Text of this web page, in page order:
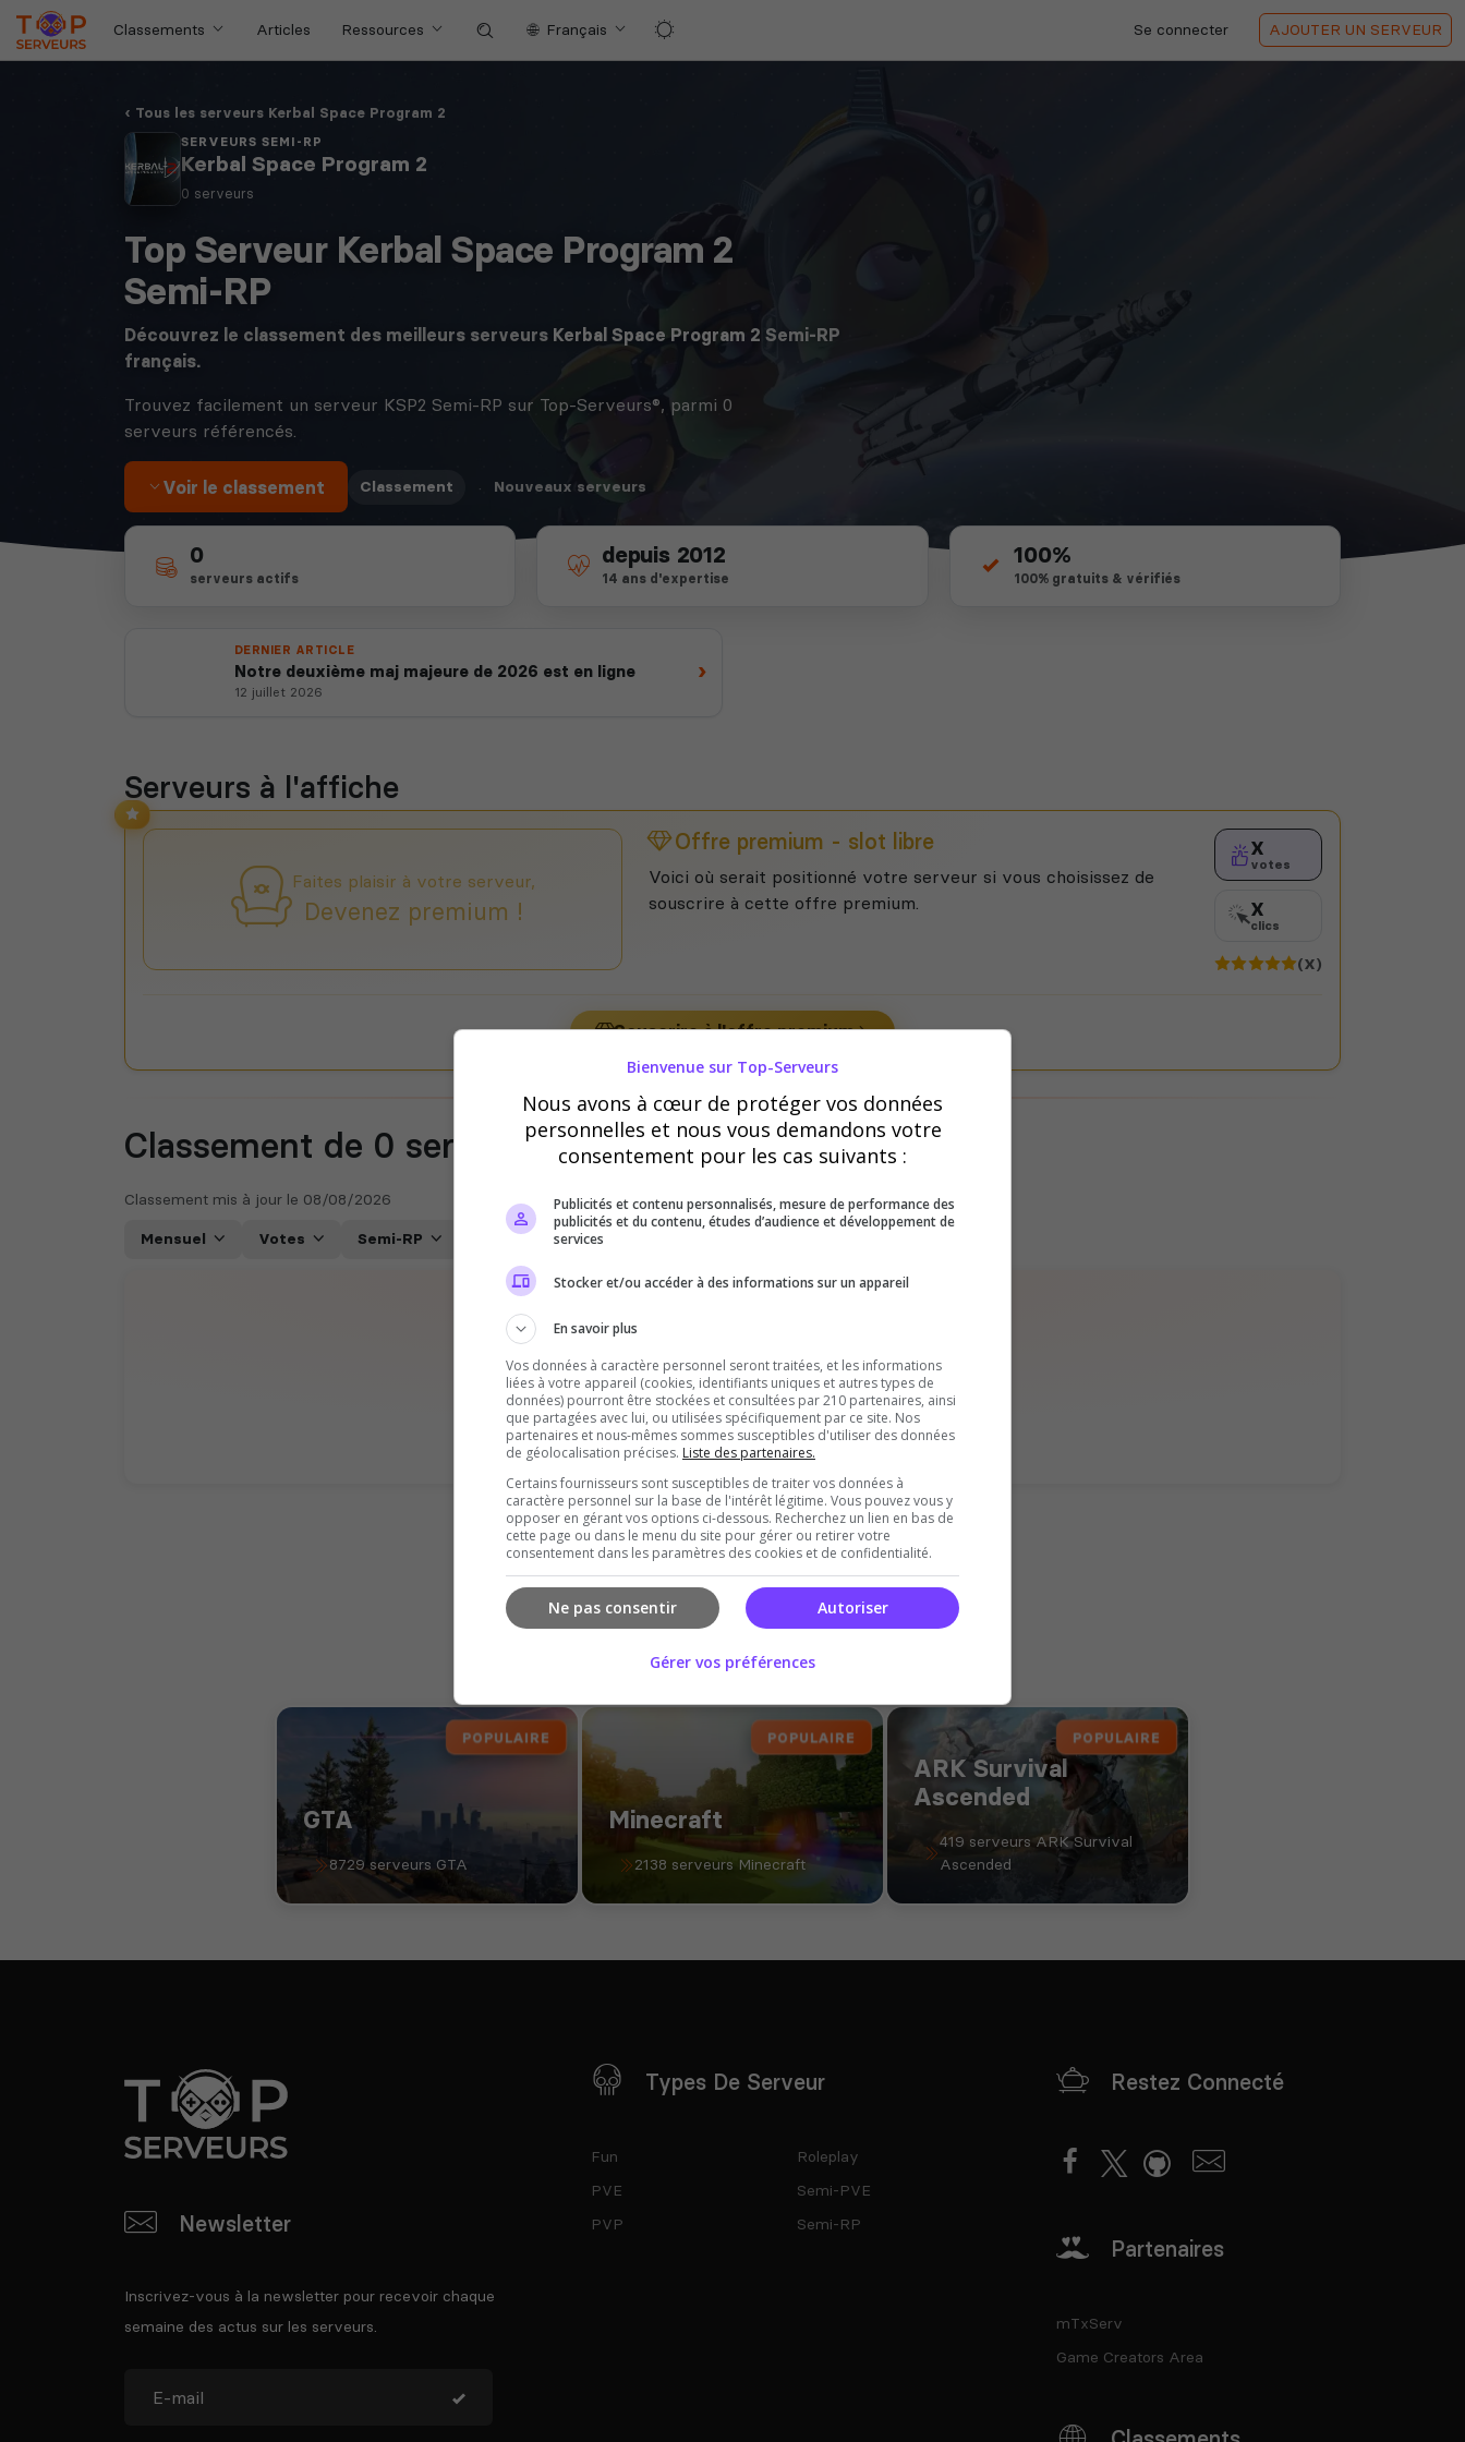
Classements Articles Ressources Français Se connecter AJOUTER UN SERVEUR
Tous les serveurs Kerbal Space Program 2
SERVEURS SEMI-RP
Kerbal Space Program 2
0 serveurs
Top Serveur Kerbal Space Program 2
Semi-RP
Découvrez le classement des meilleurs serveurs Kerbal Space Program 2 Semi-RP
français.
Trouvez facilement un serveur KSP2 Semi-RP sur Top-Serveurs®, parmi 0
serveurs référencés.
Voir le classement Classement · Nouveaux serveurs
0
serveurs actifs
depuis 2012
14 ans d'expertise
100%
100% gratuits & vérifiés
DERNIER ARTICLE
Notre deuxième maj majeure de 2026 est en ligne
12 juillet 2026
›
Serveurs à l'affiche
Faites plaisir à votre serveur,
Devenez premium !
Offre premium - slot libre
Voici où serait positionné votre serveur si vous choisissez de
souscrire à cette offre premium.
X
votes
X
clics
(X)
Souscrire à l'offre premium
Classement de 0 serveurs Semi-RP
Classement mis à jour le 08/08/2026
Mensuel Votes Semi-RP
Il n'y a pas encore de serveurs Semi-RP
disponibles pour le moment.
Vous avez un serveur Kerbal Space Program 2 ? Soyez le
premier àajouterun serveur Semi-RP sur ce Top !
Ajouter votre serveur sur le Top !
Les jeux du moment
Explorez d'autres jeux populaires sur notre plateforme
POPULAIRE
GTA
8729 serveurs GTA
POPULAIRE
Minecraft
2138 serveurs Minecraft
POPULAIRE
ARK Survival
Ascended
419 serveurs ARK Survival
Ascended
Newsletter
Inscrivez-vous à la newsletter pour recevoir chaque
semaine des actus sur les serveurs.
Types De Serveur
Fun
PVE
PVP
Roleplay
Semi-PVE
Semi-RP
Restez Connecté
Partenaires
mTxServ
Game Creators Area
Bienvenue sur Top-Serveurs
Nous avons à cœur de protéger vos données
personnelles et nous vous demandons votre
consentement pour les cas suivants :
Publicités et contenu personnalisés, mesure de performance des
publicités et du contenu, études d’audience et développement de
services
Stocker et/ou accéder à des informations sur un appareil
En savoir plus
Vos données à caractère personnel seront traitées, et les informations
liées à votre appareil (cookies, identifiants uniques et autres types de
données) pourront être stockées et consultées par 210 partenaires, ainsi
que partagées avec lui, ou utilisées spécifiquement par ce site. Nos
partenaires et nous-mêmes sommes susceptibles d'utiliser des données
de géolocalisation précises. Liste des partenaires.
Certains fournisseurs sont susceptibles de traiter vos données à
caractère personnel sur la base de l'intérêt légitime. Vous pouvez vous y
opposer en gérant vos options ci-dessous. Recherchez un lien en bas de
cette page ou dans le menu du site pour gérer ou retirer votre
consentement dans les paramètres des cookies et de confidentialité.
Autoriser
Ne pas consentir
Gérer vos préférences